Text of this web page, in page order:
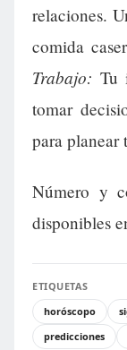
relaciones.
comida
Trabajo: Tu
tomar
para planear
Número y
disponibles
ETIQUETAS
horóscopo
predicciones